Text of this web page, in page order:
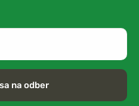
na odber